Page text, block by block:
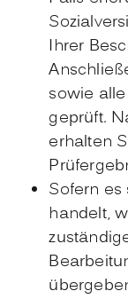
Ihrer
sowie
geprüft.
erhalten
Sofern
handelt,